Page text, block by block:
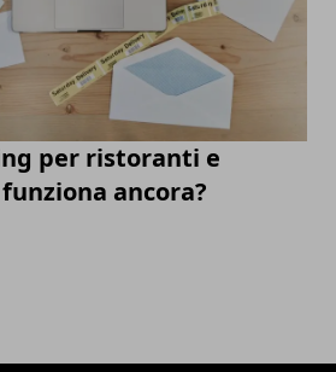
per ristoranti e
ancora?